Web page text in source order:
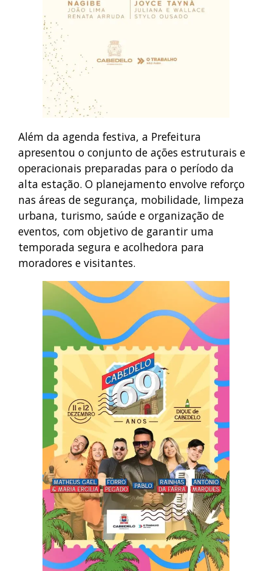
Além da agenda festiva, a Prefeitura
apresentou o conjunto de ações estruturais e
operacionais preparadas para o período da
alta estação. O planejamento envolve reforço
nas áreas de segurança, mobilidade, limpeza
urbana, turismo, saúde e organização de
eventos, com objetivo de garantir uma
temporada segura e acolhedora para
moradores e visitantes.